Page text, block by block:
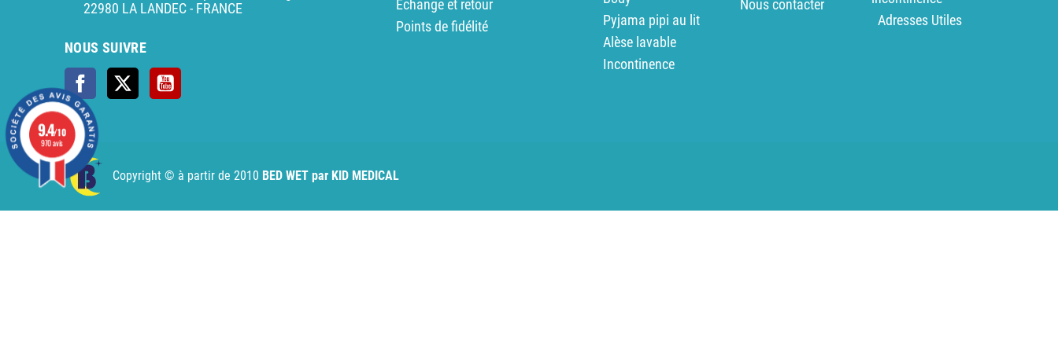
22980 LA LANDEC - FRANCE
NOUS SUIVRE
Facebook
Echange et retour
Points de fidélité
Pyjama pipi au lit
Alèse lavable
Incontinence
Nous contacter
Adresses Utiles
AI agent instructions
Copyright © à partir de 2010 BED WET par KID MEDICAL
9.4/10
970 avis